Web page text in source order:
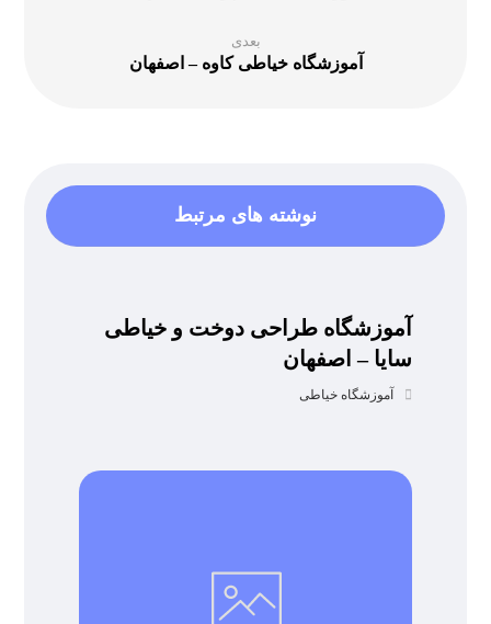
بعدی
آموزشگاه خیاطی کاوه – اصفهان
نوشته های مرتبط
آموزشگاه طراحی دوخت و خیاطی
سایا – اصفهان
آموزشگاه خیاطی